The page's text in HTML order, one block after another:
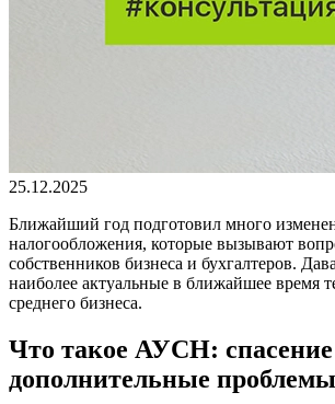
25.12.2025
Ближайший год подготовил много
налогообложения, которые вызывают
собственников бизнеса и бухгалтеров.
наиболее актуальные в ближайшее время
среднего бизнеса.
Что такое АУСН:
дополнительные